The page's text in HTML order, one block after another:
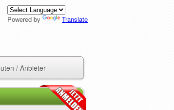
Powered by Translate
/ Anbieter